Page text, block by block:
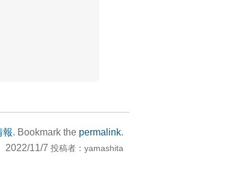
報. Bookmark the permalink.
2022/11/7 投稿者： yamashita